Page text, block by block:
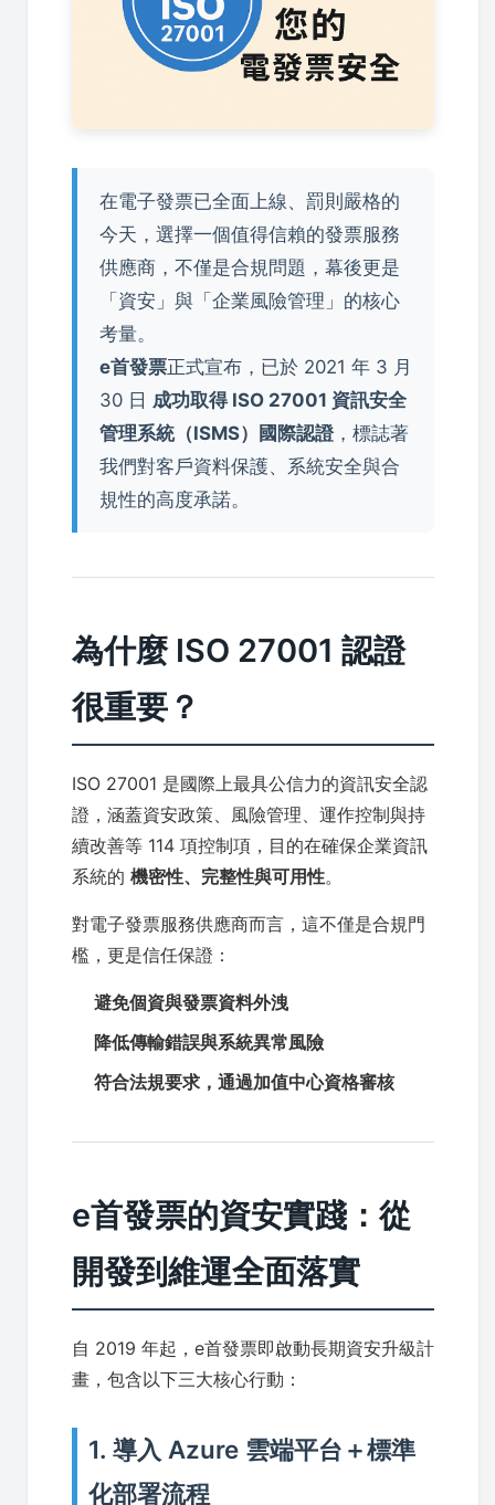
在電子發票已全面上線、罰則嚴格的
今天，選擇一個值得信賴的發票服務
供應商，不僅是合規問題，幕後更是
「資安」與「企業風險管理」的核心
考量。
e首發票正式宣布，已於 2021 年 3 月
30 日 成功取得 ISO 27001 資訊安全
管理系統（ISMS）國際認證，標誌著
我們對客戶資料保護、系統安全與合
規性的高度承諾。
為什麼 ISO 27001 認證
很重要？
ISO 27001 是國際上最具公信力的資訊安全認
證，涵蓋資安政策、風險管理、運作控制與持
續改善等 114 項控制項，目的在確保企業資訊
系統的 機密性、完整性與可用性。
對電子發票服務供應商而言，這不僅是合規門
檻，更是信任保證：
避免個資與發票資料外洩
降低傳輸錯誤與系統異常風險
符合法規要求，通過加值中心資格審核
e首發票的資安實踐：從
開發到維運全面落實
自 2019 年起，e首發票即啟動長期資安升級計
畫，包含以下三大核心行動：
1. 導入 Azure 雲端平台＋標準
化部署流程